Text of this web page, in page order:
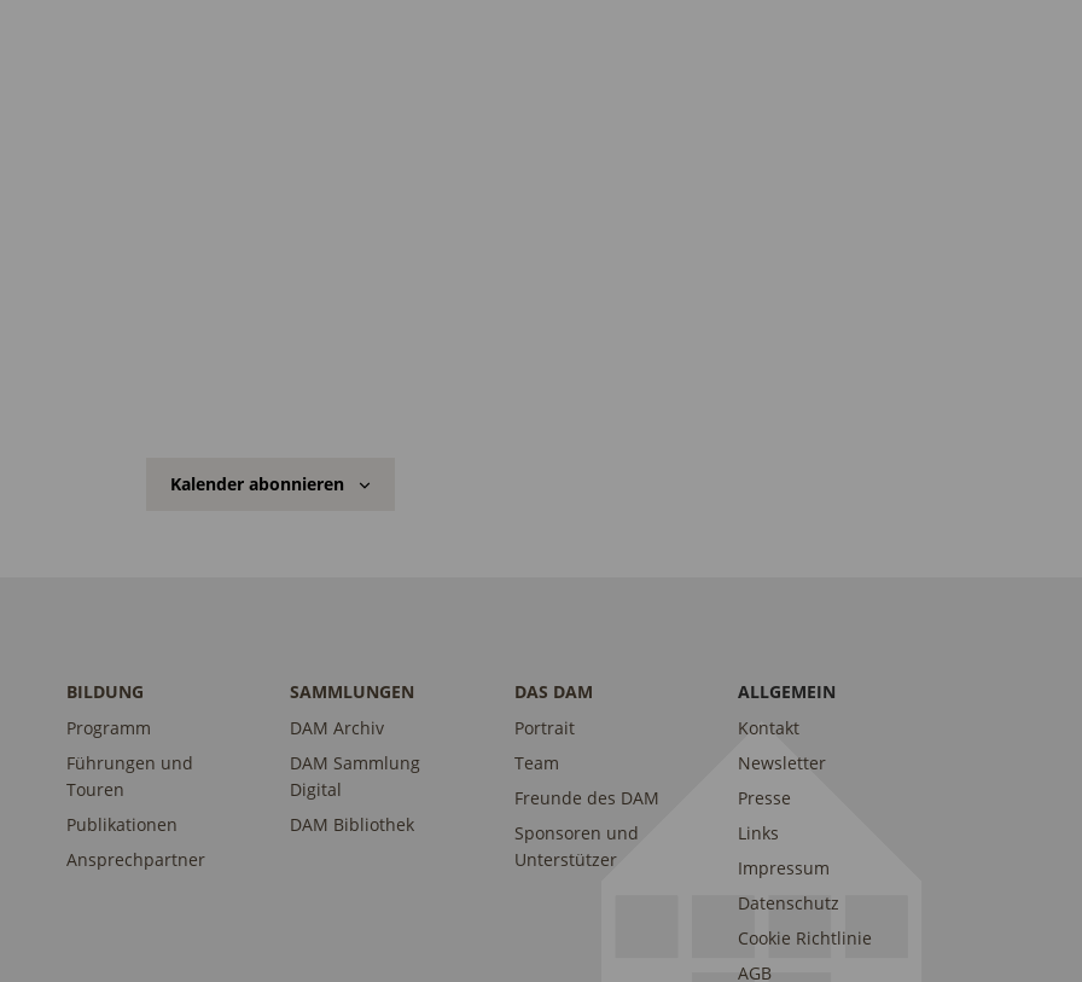
Kalender abonnieren
BILDUNG
Programm
Führungen und
Touren
Publikationen
Ansprechpartner
SAMMLUNGEN
DAM Archiv
DAM Sammlung
Digital
DAM Bibliothek
DAS DAM
Portrait
Team
Freunde des DAM
Sponsoren und
Unterstützer
ALLGEMEIN
Kontakt
Newsletter
Presse
Links
Impressum
Datenschutz
Cookie Richtlinie
AGB